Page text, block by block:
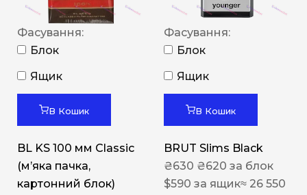
Фасування:
Блок
Ящик
В Кошик
BL KS 100 мм Classic
(м’яка пачка,
картонний блок)
Фасування:
Блок
Ящик
В Кошик
BRUT Slims Black
₴630 ₴620 за блок
$590 за ящик≈ 26 550